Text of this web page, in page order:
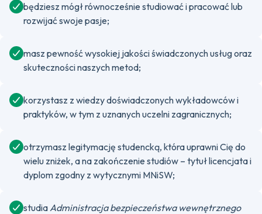
będziesz mógł równocześnie studiować i pracować lub
rozwijać swoje pasje;
masz pewność wysokiej jakości świadczonych usług oraz
skuteczności naszych metod;
korzystasz z wiedzy doświadczonych wykładowców i
praktyków, w tym z uznanych uczelni zagranicznych;
otrzymasz legitymację studencką, która uprawni Cię do
wielu zniżek, a na zakończenie studiów – tytuł licencjata i
dyplom zgodny z wytycznymi MNiSW;
studiaAdministracja bezpieczeństwa wewnętrznego